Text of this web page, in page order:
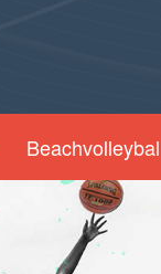
Beachvolleybal